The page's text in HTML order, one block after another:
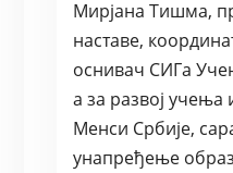
Мирјана Тишма,
наставе,
оснивач СИГа
а за развој
Менси Србије,
унапређење